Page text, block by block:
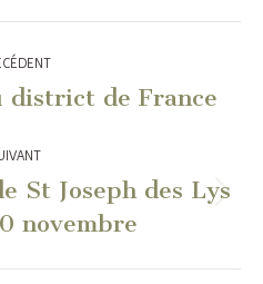
Article
:
district de France
Article
suivant
:
St Joseph des Lys
novembre